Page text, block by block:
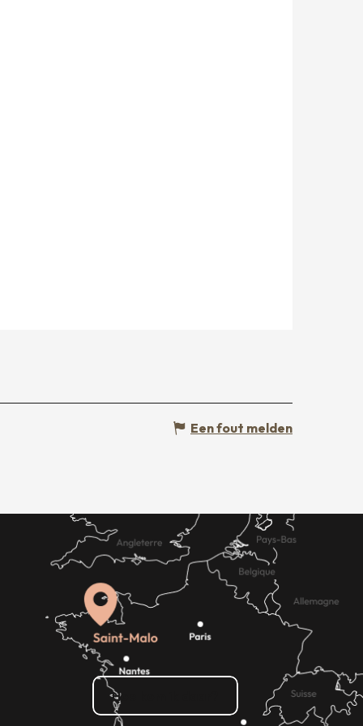
Een fout melden
Hoe kom ik daar?